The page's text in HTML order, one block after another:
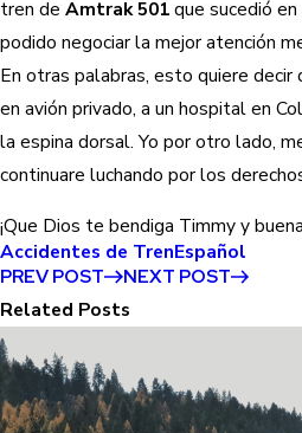
tren de Amtrak 501que sucedió
podido negociar la mejor atención
En otras palabras, esto quiere
en avión privado, a un hospital en
la espina dorsal. Yo por otro lado,
continuare luchando por los
¡Que Dios te bendiga Timmy y
Accidentes de TrenEspañol
PREV POST
NEXT POST
Related Posts